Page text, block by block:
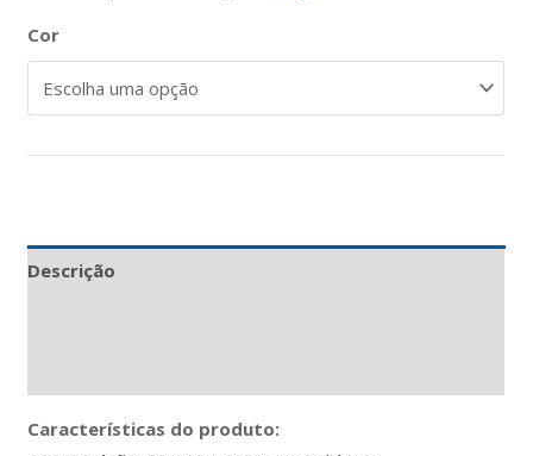
Cor
Descrição
Características do produto: